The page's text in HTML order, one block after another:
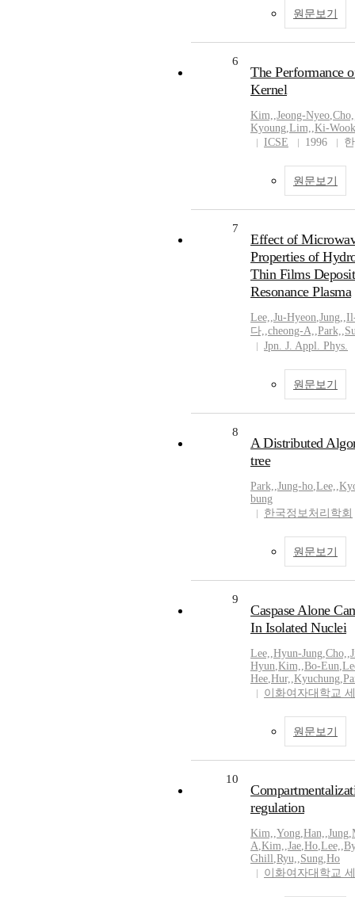
원문보기
6
The Performance
Kernel
Kim,,Jeong-Nyeo,Cho,
Kyoung,Lim,,Ki-Wook
ICSE
1996
원문보기
7
Effect of
Properties of
Thin Films
Resonance Plasma
Lee,,Ju-Hyeon,Jung,,
다,,cheong-A,,Park,,
Jpn. J. Appl. Phys.
원문보기
8
A Distributed
tree
Park,,Jung-ho,Lee,,
bung
한국정보처리학회
원문보기
9
Caspase Alone
In Isolated Nuclei
Lee,,Hyun-Jung,Cho,,
Hyun,Kim,,Bo-Eun,
Hee,Hur,,Kyuchung,
이화여자대학교
원문보기
10
regulation
Kim,,Yong,Han,,Jung,
A,Kim,,Jae,Ho,Lee,,
Ghill,Ryu,,Sung,Ho
이화여자대학교